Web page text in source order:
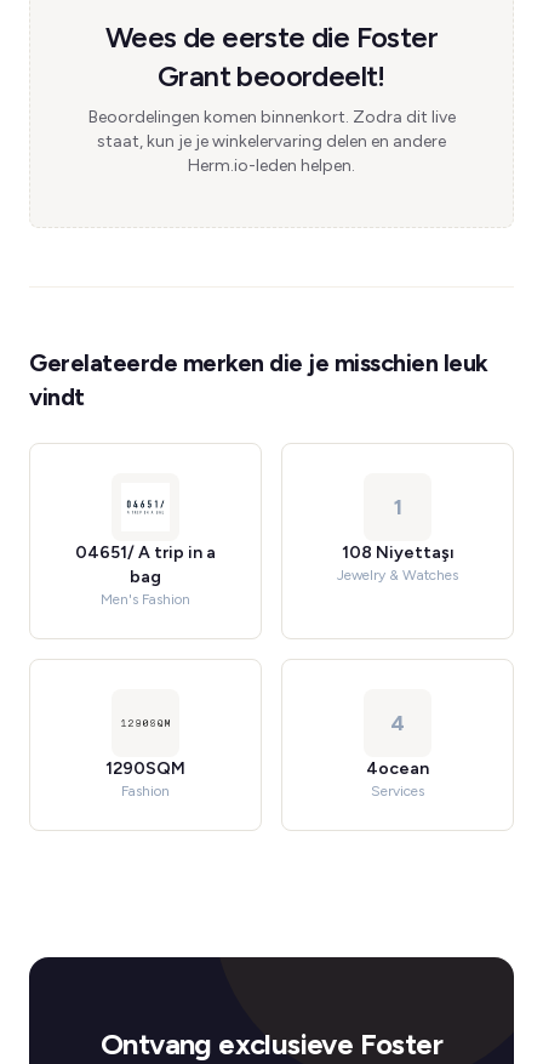
Wees de eerste die Foster
Grant beoordeelt!
Beoordelingen komen binnenkort. Zodra dit live
staat, kun je je winkelervaring delen en andere
Herm.io-leden helpen.
Gerelateerde merken die je misschien leuk
vindt
04651/ A trip in a
bag
Men's Fashion
1
108 Niyettaşı
Jewelry & Watches
1290SQM
Fashion
4
4ocean
Services
Ontvang exclusieve Foster